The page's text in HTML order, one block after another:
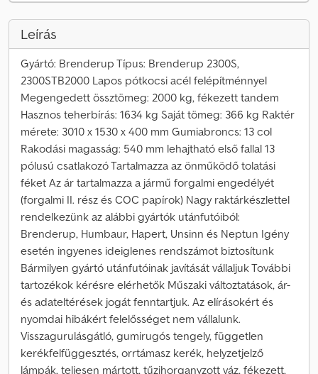
Leírás
Gyártó: Brenderup Típus: Brenderup 2300S,
2300STB2000 Lapos pótkocsi acél felépítménnyel
Megengedett össztömeg: 2000 kg, fékezett tandem
Hasznos teherbírás: 1634 kg Saját tömeg: 366 kg Raktér
mérete: 3010 x 1530 x 400 mm Gumiabroncs: 13 col
Rakodási magasság: 540 mm lehajtható első fallal 13
pólusú csatlakozó Tartalmazza az önműködő tolatási
féket Az ár tartalmazza a jármű forgalmi engedélyét
(forgalmi II. rész és COC papírok) Nagy raktárkészlettel
rendelkezünk az alábbi gyártók utánfutóiból:
Brenderup, Humbaur, Hapert, Unsinn és Neptun Igény
esetén ingyenes ideiglenes rendszámot biztosítunk
Bármilyen gyártó utánfutóinak javítását vállaljuk További
tartozékok kérésre elérhetők Műszaki változtatások, ár-
és adateltérések jogát fenntartjuk. Az elírásokért és
nyomdai hibákért felelősséget nem vállalunk.
Visszagurulásgátló, gumirugós tengely, független
kerékfelfüggesztés, orrtámasz kerék, helyzetjelző
lámpák, teljesen mártott, tűzihorganyzott váz, fékezett,